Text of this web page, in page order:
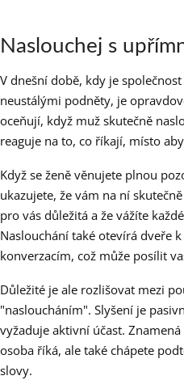
Naslouchej s
V dnešní době, kdy je
neustálými podněty, je
oceňují, když muž skutečně
reaguje na to, co říkají, místo
Když se ženě věnujete plnou
ukazujete, že vám na ní
pro vás důležitá a že vážíte
Naslouchání také otevírá dveře
konverzacím, což může posílit
Důležité je ale rozlišovat mezi
"nasloucháním". Slyšení je
vyžaduje aktivní účast.
osoba říká, ale také chápete
slovy.